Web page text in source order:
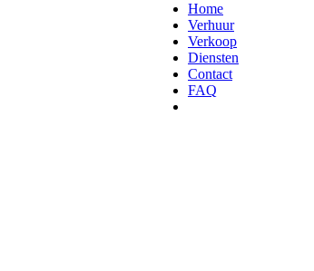
Home
Verhuur
Verkoop
Diensten
Contact
FAQ